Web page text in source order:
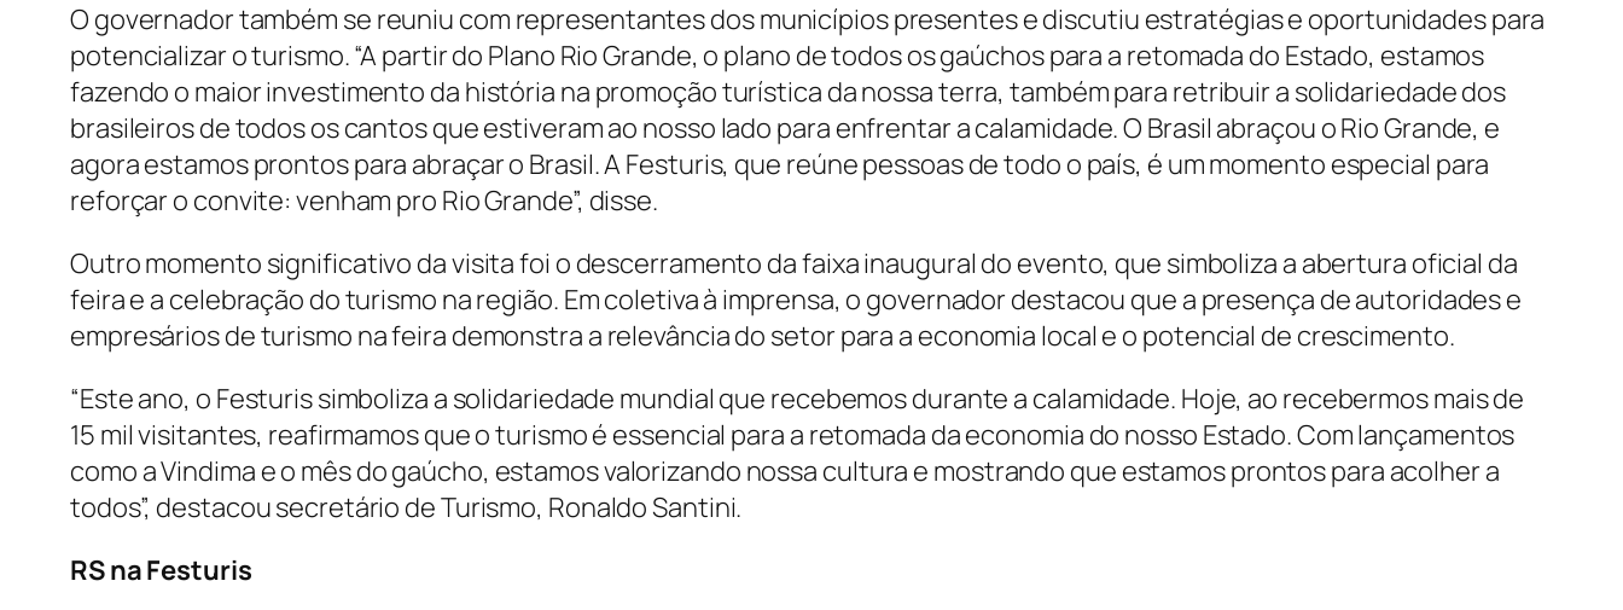
O governador também se reuniu com representantes dos municípios presentes e discutiu estratégias e oportunidades para
potencializar o turismo. “A partir do Plano Rio Grande, o plano de todos os gaúchos para a retomada do Estado, estamos
fazendo o maior investimento da história na promoção turística da nossa terra, também para retribuir a solidariedade dos
brasileiros de todos os cantos que estiveram ao nosso lado para enfrentar a calamidade. O Brasil abraçou o Rio Grande, e
agora estamos prontos para abraçar o Brasil. A Festuris, que reúne pessoas de todo o país, é um momento especial para
reforçar o convite: venham pro Rio Grande”, disse.
Outro momento significativo da visita foi o descerramento da faixa inaugural do evento, que simboliza a abertura oficial da
feira e a celebração do turismo na região. Em coletiva à imprensa, o governador destacou que a presença de autoridades e
empresários de turismo na feira demonstra a relevância do setor para a economia local e o potencial de crescimento.
“Este ano, o Festuris simboliza a solidariedade mundial que recebemos durante a calamidade. Hoje, ao recebermos mais de
15 mil visitantes, reafirmamos que o turismo é essencial para a retomada da economia do nosso Estado. Com lançamentos
como a Vindima e o mês do gaúcho, estamos valorizando nossa cultura e mostrando que estamos prontos para acolher a
todos”, destacou secretário de Turismo, Ronaldo Santini.
RS na Festuris